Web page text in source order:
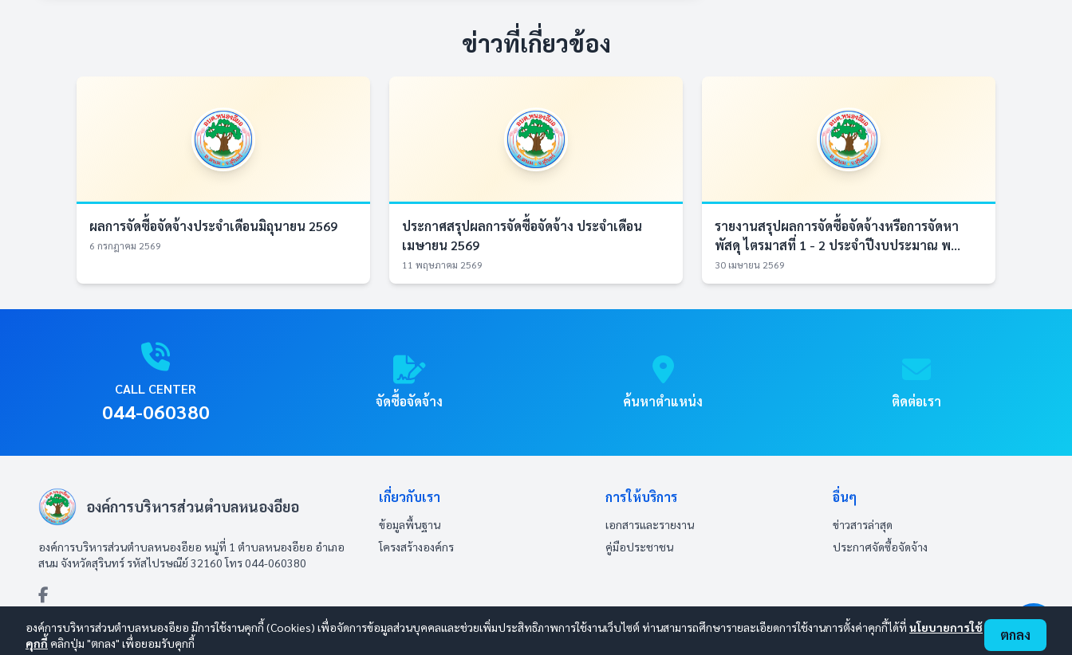
ข่าวที่เกี่ยวข้อง
ผลการจัดซื้อจัดจ้างประจำเดือนมิถุนายน 2569
6 กรกฎาคม 2569
ประกาศสรุปผลการจัดซื้อจัดจ้าง ประจำเดือน
เมษายน 2569
11 พฤษภาคม 2569
รายงานสรุปผลการจัดซื้อจัดจ้างหรือการจัดหา
พัสดุ ไตรมาสที่ 1 - 2 ประจำปีงบประมาณ พ...
30 เมษายน 2569
CALL CENTER
044-060380 จัดซื้อจัดจ้าง ค้นหาตำแหน่ง ติดต่อเรา
องค์การบริหารส่วนตำบลหนองอียอ
องค์การบริหารส่วนตำบลหนองอียอ หมู่ที่ 1 ตำบลหนองอียอ อำเภอ
สนม จังหวัดสุรินทร์ รหัสไปรษณีย์ 32160 โทร 044-060380
เกี่ยวกับเรา
ข้อมูลพื้นฐาน
โครงสร้างองค์กร
การให้บริการ
เอกสารและรายงาน
คู่มือประชาชน
อื่นๆ
ข่าวสารล่าสุด
ประกาศจัดซื้อจัดจ้าง
องค์การบริหารส่วนตำบลหนองอียอ มีการใช้งานคุกกี้ (Cookies) เพื่อจัดการข้อมูลส่วนบุคคลและช่วยเพิ่มประสิทธิภาพการใช้งานเว็บไซต์ ท่านสามารถศึกษารายละเอียดการใช้งานการตั้งค่าคุกกี้ได้ที่ นโยบายการใช้
คุกกี้ คลิกปุ่ม "ตกลง" เพื่อยอมรับคุกกี้ ตกลง